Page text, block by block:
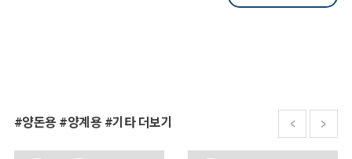
#양돈용 #양계용 #기타 더보기